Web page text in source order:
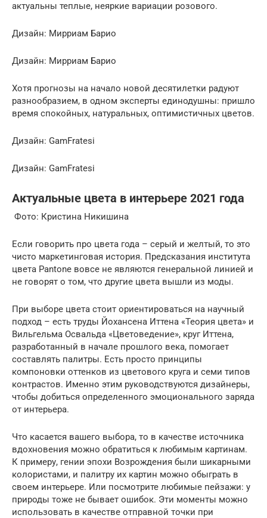
актуальны теплые, неяркие вариации розового.
Дизайн: Mирриам Барио
Дизайн: Mирриам Барио
Хотя прогнозы на начало новой десятилетки радуют
разнообразием, в одном эксперты единодушны: пришло
время спокойных, натуральных, оптимистичных цветов.
Дизайн: GamFratesi
Дизайн: GamFratesi
Актуальные цвета в интерьере 2021 года
Фото: Кристина Никишина
Если говорить про цвета года – серый и желтый, то это
чисто маркетинговая история. Предсказания института
цвета Pantone вовсе не являются генеральной линией и
не говорят о том, что другие цвета вышли из моды.
При выборе цвета стоит ориентироваться на научный
подход – есть труды Йохансена Иттена «Теория цвета» и
Вильгельма Освальда «Цветоведение», круг Иттена,
разработанный в начале прошлого века, помогает
составлять палитры. Есть просто принципы
компоновки оттенков из цветового круга и семи типов
контрастов. Именно этим руководствуются дизайнеры,
чтобы добиться определенного эмоционального заряда
от интерьера.
Что касается вашего выбора, то в качестве источника
вдохновения можно обратиться к любимым картинам.
К примеру, гении эпохи Возрождения были шикарными
колористами, и палитру их картин можно обыграть в
своем интерьере. Или посмотрите любимые пейзажи: у
природы тоже не бывает ошибок. Эти моменты можно
использовать в качестве отправной точки при